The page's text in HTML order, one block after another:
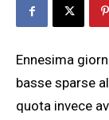
Ennesima
basse sparse
quota invece